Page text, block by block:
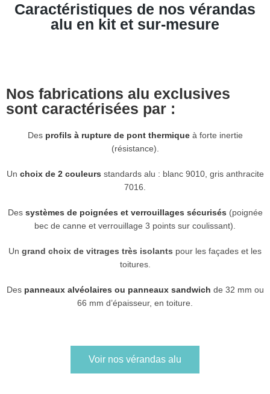
Caractéristiques de nos vérandas
alu en kit et sur-mesure
Nos fabrications alu exclusives
sont caractérisées par :
Des profils à rupture de pont thermiqueà forte inertie
(résistance).
Un choix de 2 couleurs standards alu : blanc 9010, gris anthracite
7016.
Des systèmes de poignées et verrouillages sécurisés (poignée
bec de canne et verrouillage 3 points sur coulissant).
Un grand choix de vitrages très isolants pour les façades et les
toitures.
Des panneaux alvéolaires ou panneaux sandwich de 32 mm ou
66 mm d’épaisseur, en toiture.
Voir nos vérandas alu